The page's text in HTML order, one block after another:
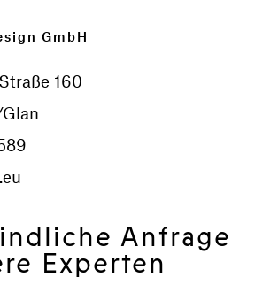
GmbH
160
Anfrage
Experten